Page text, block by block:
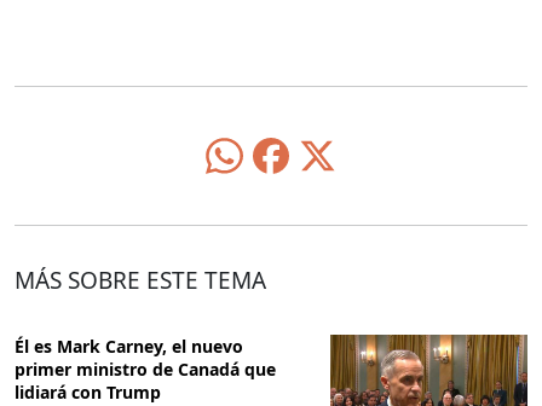
MÁS SOBRE ESTE TEMA
Él es Mark Carney, el nuevo
primer ministro de Canadá que
lidiará con Trump